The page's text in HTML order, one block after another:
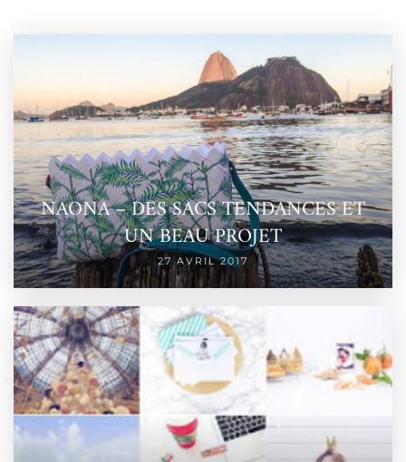
NAONA – DES SACS TENDANCES ET
UN BEAU PROJET
27 AVRIL 2017